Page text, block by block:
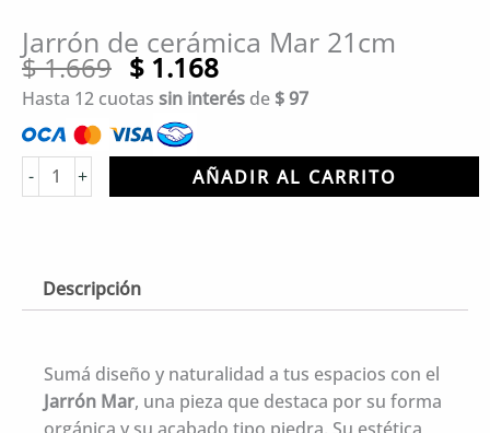
Jarrón de cerámica Mar 21cm
$1.669 El
precio
original
era:
$ 1.669.
$ 1.168El
precio
es:
$ 1.168.
Hasta 12 cuotas sin interés de $97
-Jarrón
de
21cm
cantidad
+ AÑADIR AL CARRITO
Descripción
Sumá diseño y naturalidad a tus espacios con el
Jarrón Mar, una pieza que destaca por su forma